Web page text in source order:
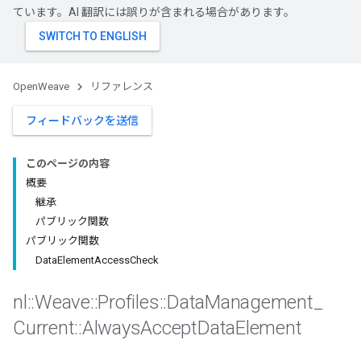
ています。AI 翻訳には誤りが含まれる場合があります。
OpenWeave リファレンス
フィードバックを送信
このページの内容
概要
継承
パブリック関数
パブリック関数
DataElementAccessCheck
nl ::Weave::Profiles::DataManagement
Current::AlwaysAcceptDataElement